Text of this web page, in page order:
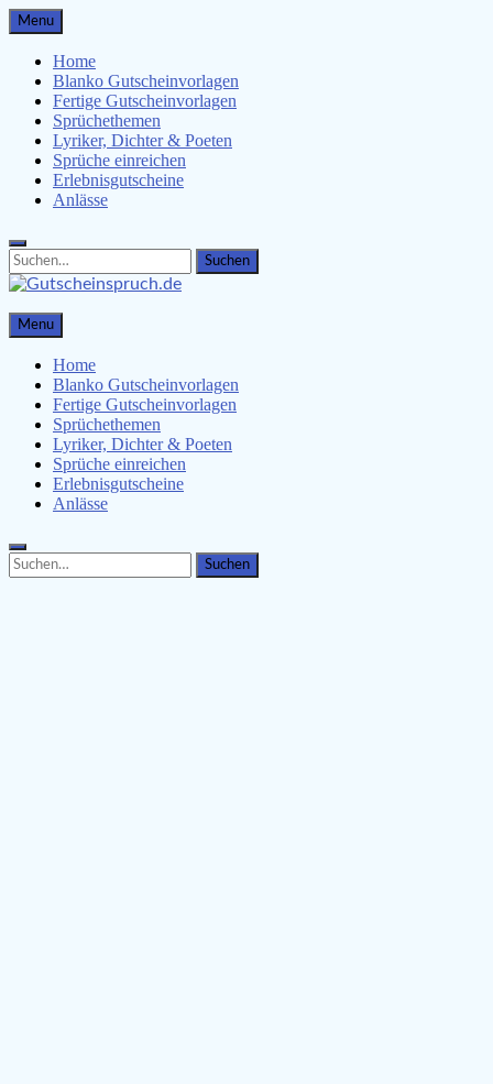
Skip
to
content
Menu
Home
Blanko Gutscheinvorlagen
Fertige Gutscheinvorlagen
Sprüchethemen
Lyriker, Dichter & Poeten
Sprüche einreichen
Erlebnisgutscheine
Anlässe
Search
for:
Search
Gutscheinspruch.de
Gutscheinsprüche & Gutscheinvorlagen finden
Menu
Home
Blanko Gutscheinvorlagen
Fertige Gutscheinvorlagen
Sprüchethemen
Lyriker, Dichter & Poeten
Sprüche einreichen
Erlebnisgutscheine
Anlässe
Search
for:
Search